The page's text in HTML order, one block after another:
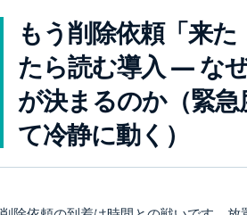
もう削除依頼「来た
たら読む導入 — な
が決まるのか（緊急
て冷静に動く）